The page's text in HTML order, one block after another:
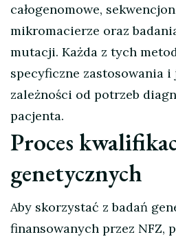
całogenomowe,
mikromacierze oraz
mutacji. Każda z tych
specyficzne zastosowania
zależności od potrzeb
pacjenta.
Proces
genetycznych
Aby skorzystać z badań
finansowanych przez NFZ,